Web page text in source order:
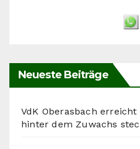
Neueste Beiträge
VdK Oberasbach
hinter dem Zuwachs